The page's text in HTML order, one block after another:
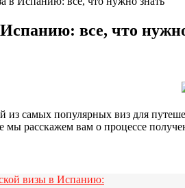
все, что
из самых популярных виз для
мы расскажем вам о процессе
визы в Испанию: